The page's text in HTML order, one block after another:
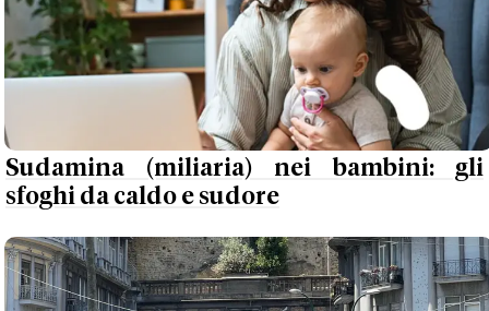
Sudamina (miliaria) nei bambini: gli
sfoghi da caldo e sudore